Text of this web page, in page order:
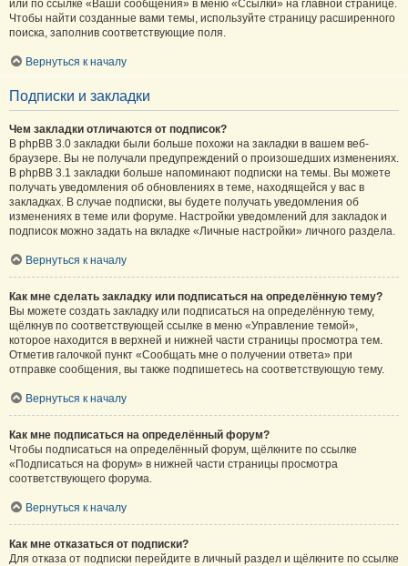
или по ссылке «Ваши сообщения» в меню «Ссылки» на главной странице.
Чтобы найти созданные вами темы, используйте страницу расширенного
поиска, заполнив соответствующие поля.
Вернуться к началу
Подписки и закладки
Чем закладки отличаются от подписок?
В phpBB 3.0 закладки были больше похожи на закладки в вашем веб-
браузере. Вы не получали предупреждений о произошедших изменениях.
В phpBB 3.1 закладки больше напоминают подписки на темы. Вы можете
получать уведомления об обновлениях в теме, находящейся у вас в
закладках. В случае подписки, вы будете получать уведомления об
изменениях в теме или форуме. Настройки уведомлений для закладок и
подписок можно задать на вкладке «Личные настройки» личного раздела.
Вернуться к началу
Как мне сделать закладку или подписаться на определённую тему?
Вы можете создать закладку или подписаться на определённую тему,
щёлкнув по соответствующей ссылке в меню «Управление темой»,
которое находится в верхней и нижней части страницы просмотра тем.
Отметив галочкой пункт «Сообщать мне о получении ответа» при
отправке сообщения, вы также подпишетесь на соответствующую тему.
Вернуться к началу
Как мне подписаться на определённый форум?
Чтобы подписаться на определённый форум, щёлкните по ссылке
«Подписаться на форум» в нижней части страницы просмотра
соответствующего форума.
Вернуться к началу
Как мне отказаться от подписки?
Для отказа от подписки перейдите в личный раздел и щёлкните по ссылке